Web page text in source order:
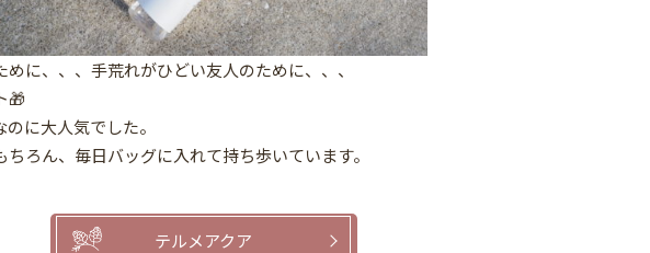
に、、、手荒れがひどい友人のために、、、
🎁
に大人気でした。
ろん、毎日バッグに入れて持ち歩いています。
テルメアクア